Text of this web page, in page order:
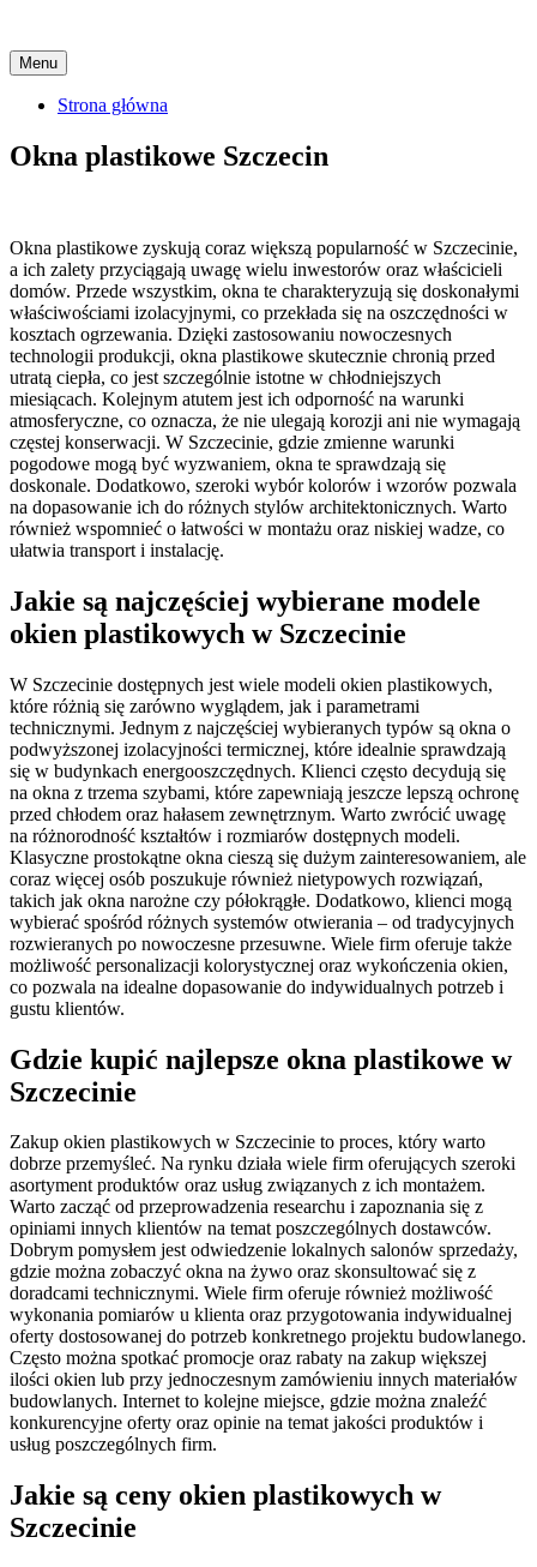
Menu Skip
to
content
Strona główna
Okna plastikowe Szczecin
Okna plastikowe zyskują coraz większą popularność w Szczecinie,
a ich zalety przyciągają uwagę wielu inwestorów oraz właścicieli
domów. Przede wszystkim, okna te charakteryzują się doskonałymi
właściwościami izolacyjnymi, co przekłada się na oszczędności w
kosztach ogrzewania. Dzięki zastosowaniu nowoczesnych
technologii produkcji, okna plastikowe skutecznie chronią przed
utratą ciepła, co jest szczególnie istotne w chłodniejszych
miesiącach. Kolejnym atutem jest ich odporność na warunki
atmosferyczne, co oznacza, że nie ulegają korozji ani nie wymagają
częstej konserwacji. W Szczecinie, gdzie zmienne warunki
pogodowe mogą być wyzwaniem, okna te sprawdzają się
doskonale. Dodatkowo, szeroki wybór kolorów i wzorów pozwala
na dopasowanie ich do różnych stylów architektonicznych. Warto
również wspomnieć o łatwości w montażu oraz niskiej wadze, co
ułatwia transport i instalację.
Jakie są najczęściej wybierane modele
okien plastikowych w Szczecinie
W Szczecinie dostępnych jest wiele modeli okien plastikowych,
które różnią się zarówno wyglądem, jak i parametrami
technicznymi. Jednym z najczęściej wybieranych typów są okna o
podwyższonej izolacyjności termicznej, które idealnie sprawdzają
się w budynkach energooszczędnych. Klienci często decydują się
na okna z trzema szybami, które zapewniają jeszcze lepszą ochronę
przed chłodem oraz hałasem zewnętrznym. Warto zwrócić uwagę
na różnorodność kształtów i rozmiarów dostępnych modeli.
Klasyczne prostokątne okna cieszą się dużym zainteresowaniem, ale
coraz więcej osób poszukuje również nietypowych rozwiązań,
takich jak okna narożne czy półokrągłe. Dodatkowo, klienci mogą
wybierać spośród różnych systemów otwierania – od tradycyjnych
rozwieranych po nowoczesne przesuwne. Wiele firm oferuje także
możliwość personalizacji kolorystycznej oraz wykończenia okien,
co pozwala na idealne dopasowanie do indywidualnych potrzeb i
gustu klientów.
Gdzie kupić najlepsze okna plastikowe w
Szczecinie
Zakup okien plastikowych w Szczecinie to proces, który warto
dobrze przemyśleć. Na rynku działa wiele firm oferujących szeroki
asortyment produktów oraz usług związanych z ich montażem.
Warto zacząć od przeprowadzenia researchu i zapoznania się z
opiniami innych klientów na temat poszczególnych dostawców.
Dobrym pomysłem jest odwiedzenie lokalnych salonów sprzedaży,
gdzie można zobaczyć okna na żywo oraz skonsultować się z
doradcami technicznymi. Wiele firm oferuje również możliwość
wykonania pomiarów u klienta oraz przygotowania indywidualnej
oferty dostosowanej do potrzeb konkretnego projektu budowlanego.
Często można spotkać promocje oraz rabaty na zakup większej
ilości okien lub przy jednoczesnym zamówieniu innych materiałów
budowlanych. Internet to kolejne miejsce, gdzie można znaleźć
konkurencyjne oferty oraz opinie na temat jakości produktów i
usług poszczególnych firm.
Jakie są ceny okien plastikowych w
Szczecinie